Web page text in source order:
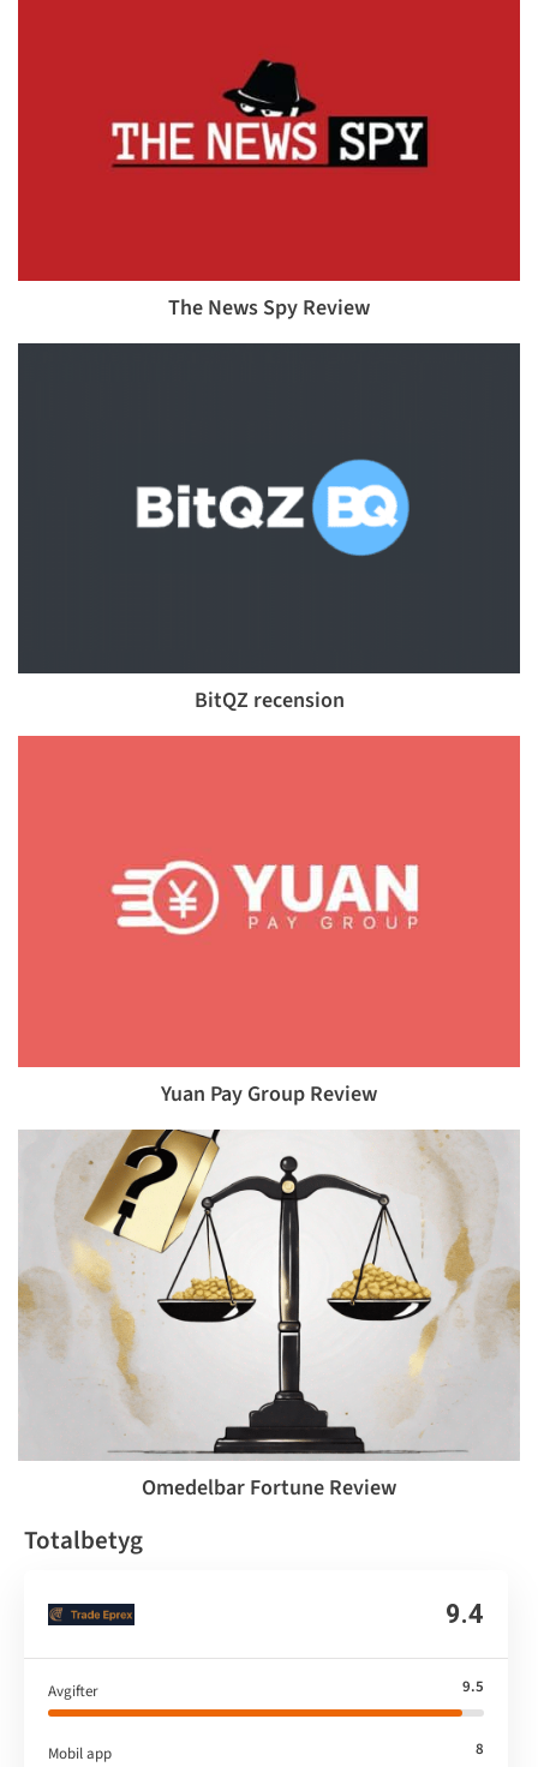
The News Spy Review
BitQZ recension
Yuan Pay Group Review
Omedelbar Fortune Review
Totalbetyg
9.4
Avgifter 9.5
Mobil app 8